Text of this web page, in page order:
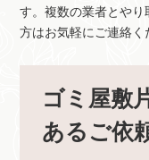
す。複数の業者とや
方はお気軽にご連絡く
ゴミ屋敷
あるご依